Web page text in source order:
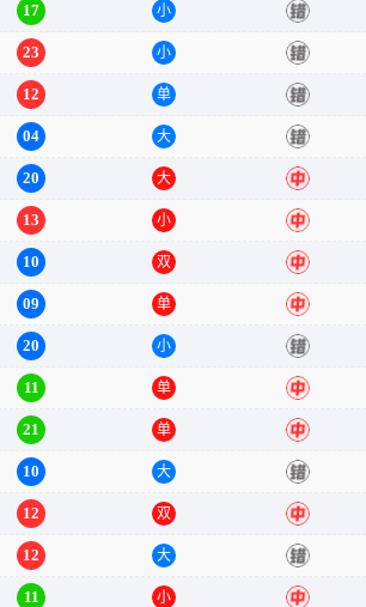
17 小 错
23 小 错
12 单 错
04 大 错
20 大 中
13 小 中
10 双 中
09 单 中
20 小 错
11 单 中
21 单 中
10 大 错
12 双 中
12 大 错
11 小 中